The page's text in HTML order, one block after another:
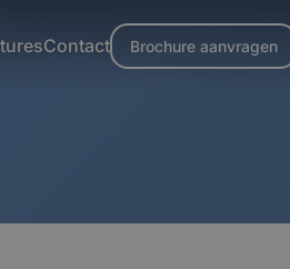
Contact Brochure aanvragen